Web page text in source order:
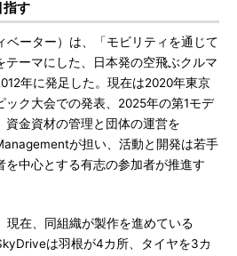
指す
ベーター）は、「モビリティを通じて
テーマにした、日本発の空飛ぶクルマ
年に発足した。現在は2020年東京
ック大会での発表、2025年の第1モデ
資金資材の管理と団体の運営を
が担い、活動と開発は若手
を中心とする有志の参加者が推進す
現在、同組織が製作を進めている
は羽根が4カ所、タイヤを3カ